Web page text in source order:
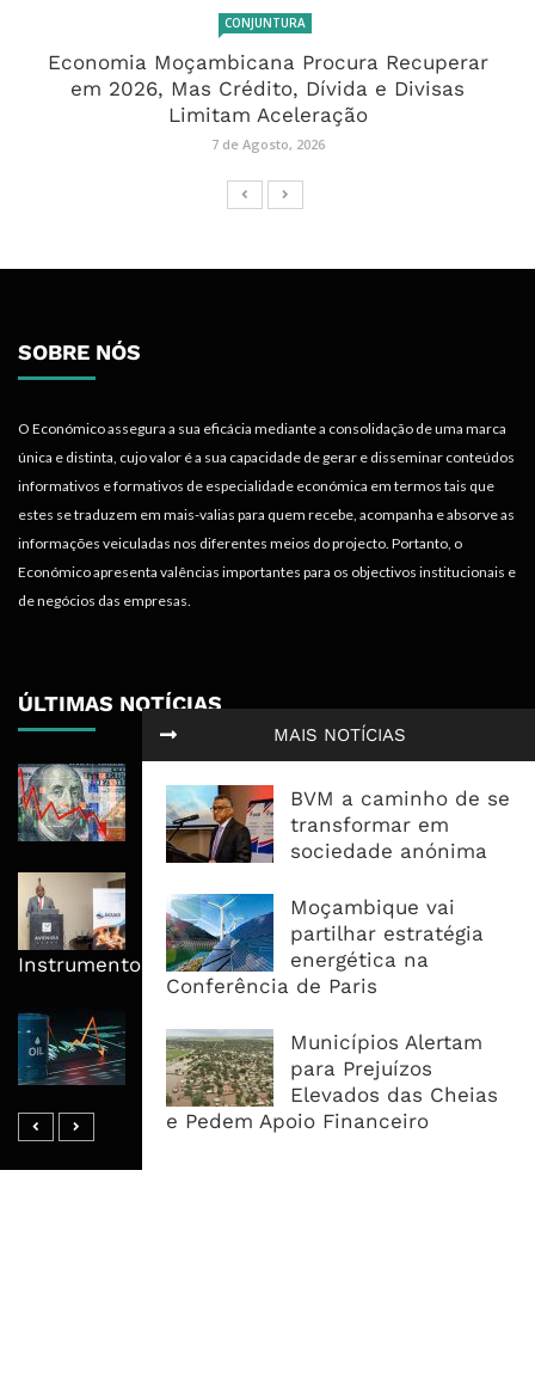
MAIS NOTÍCIAS
BVM a caminho de se
transformar em
sociedade anónima
Moçambique vai
partilhar estratégia
energética na
Conferência de Paris
Municípios Alertam
para Prejuízos
Elevados das Cheias
e Pedem Apoio Financeiro
CONJUNTURA
Economia Moçambicana Procura Recuperar
em 2026, Mas Crédito, Dívida e Divisas
Limitam Aceleração
7 de Agosto, 2026
SOBRE NÓS
O Económico assegura a sua eficácia mediante a consolidação de uma marca
única e distinta, cujo valor é a sua capacidade de gerar e disseminar conteúdos
informativos e formativos de especialidade económica em termos tais que
estes se traduzem em mais-valias para quem recebe, acompanha e absorve as
informações veiculadas nos diferentes meios do projecto. Portanto, o
Económico apresenta valências importantes para os objectivos institucionais e
de negócios das empresas.
ÚLTIMAS NOTÍCIAS
Queda E Emprego Reabre O Debate
Sobre Os Juros Da ...
Revolvente Para Transformar
Ligações Domiciliárias Em
Instrumento De Inclusão
Queda, Mas Hormuz Mantém O
Mercado Longe Da Normalidade